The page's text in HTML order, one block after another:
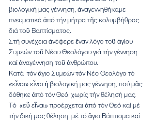
βιολογική μας γέννηση, ἀναγεννηθήκαμε
πνευματικά ἀπό τήν μήτρα τῆς κολυμβήθρας
διά τοῦ Βαπτίσματος.
Στή συνέχεια ἀνέφερε ἕναν λόγο τοῦ ἁγίου
Συμεών τοῦ Νέου Θεολόγου γιά τήν γέννηση
καί ἀναγέννηση τοῦ ἀνθρώπου.
Κατά  τόν ἅγιο Συμεών τόν Νέο Θεολόγο τό
«εἶναι» εἶναι ἡ βιολογική μας γέννηση, πού μᾶς
δόθηκε ἀπό τόν Θεό, χωρίς τήν θέλησή μας.
Τό  «εὖ εἶναι» προέρχεται ἀπό τόν Θεό καί μέ
τήν δική μας θέληση, μέ τό ἅγιο Βάπτισμα καί